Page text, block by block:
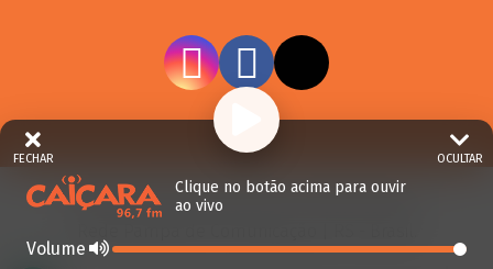
© 2026 - Direitos Reservados - Rádio Caiçara -
OCULTAR
FECHAR
Clique no botão acima para ouvir
ao vivo
Volume